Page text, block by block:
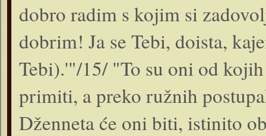
dobro radim s kojim si
dobrim! Ja se Tebi, doista,
Tebi).'"/15/ "To su oni od
primiti, a preko ružnih
Dženneta će oni biti, istinito